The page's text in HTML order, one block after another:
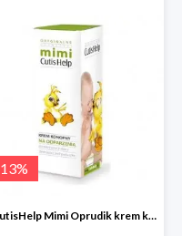
13%
CutisHelp Mimi Oprudik krem konopny